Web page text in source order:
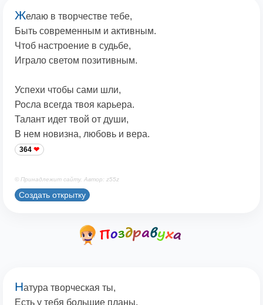
Желаю в творчестве тебе,
Быть современным и активным.
Чтоб настроение в судьбе,
Играло светом позитивным.
Успехи чтобы сами шли,
Росла всегда твоя карьера.
Талант идет твой от души,
В нем новизна, любовь и вера.
364
© Принадлежит сайту. Автор: z55z
Создать открытку
Натура творческая ты,
Есть у тебя большие планы.